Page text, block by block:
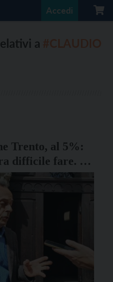
Accedi
a
Trento, al 5%:
difficile fare. Ci
reali e